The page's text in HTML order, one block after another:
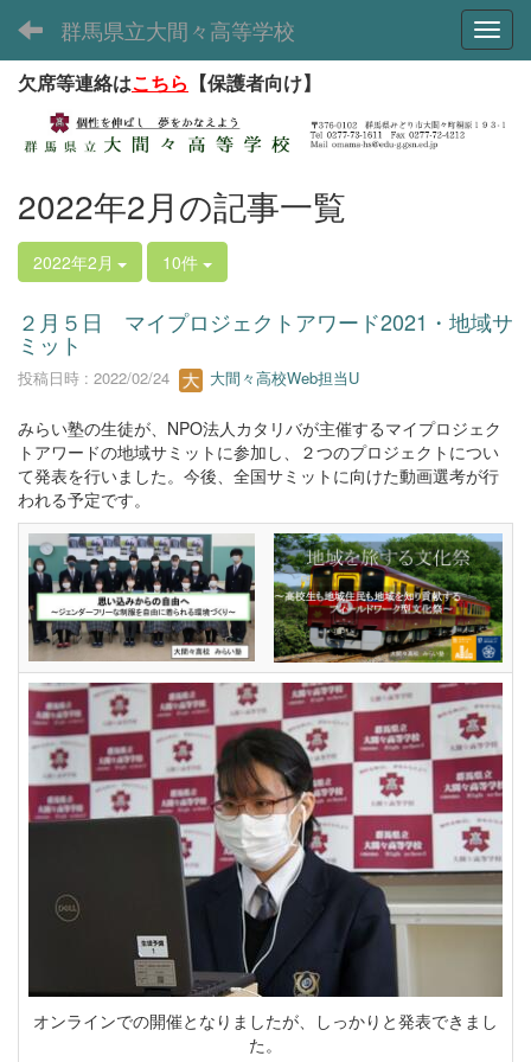
群馬県立大間々高等学校
欠席等連絡はこちら 【保護者向け】
2022年2月の記事一覧
2022年2月 10件
２月５日 マイプロジェクトアワード2021・地域サ
ミット
投稿日時 : 2022/02/24 大間々高校Web担当U
みらい塾の生徒が、NPO法人カタリバが主催するマイプロジェク
トアワードの地域サミットに参加し、２つのプロジェクトについ
て発表を行いました。今後、全国サミットに向けた動画選考が行
われる予定です。
オンラインでの開催となりましたが、しっかりと発表できまし
た。